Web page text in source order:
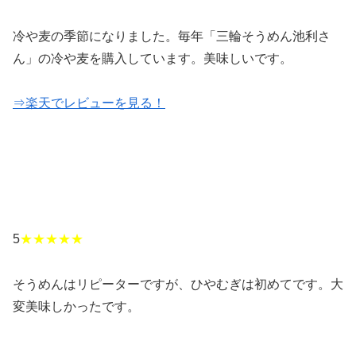
冷や麦の季節になりました。毎年「三輪そうめん池利さ
ん」の冷や麦を購入しています。美味しいです。
⇒楽天でレビューを見る！
5★★★★★
そうめんはリピーターですが、ひやむぎは初めてです。大
変美味しかったです。